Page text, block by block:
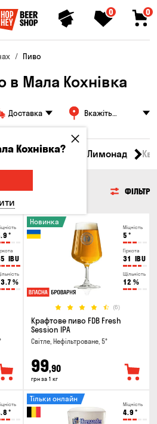
0 0
Пиво
в Мала Кохнівка
Доставка
Вкажіть
Сидр Вино Лимонад
ФІЛЬТР
°
IBU
%
Міцність
5 °
Гіркота
31 IBU
Щільність
12 %
(6)
Новинка
Крафтове пиво FDB Fresh
Session IPA
Світле, Нефільтроване, 5°
99,90
грн за 1 кг
°
Міцність
4.9 °
Тільки онлайн
Кохнівка?